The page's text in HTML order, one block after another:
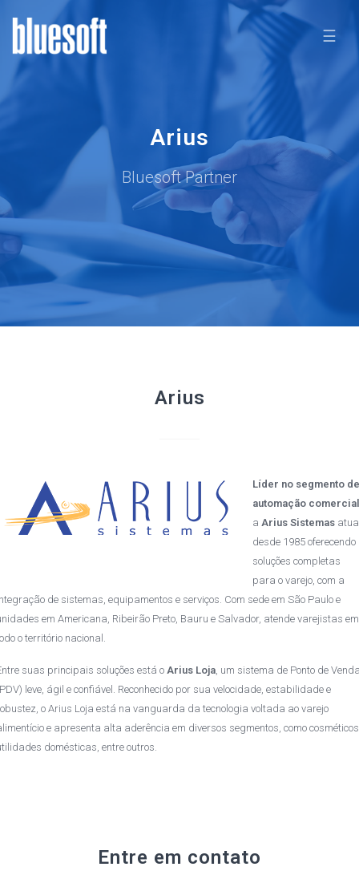
☰
Arius
Bluesoft Partner
Arius
Líder no segmento de
automação comercial
a Arius Sistemas atua
desde 1985 oferecendo
soluções completas
para o varejo, com a
de sistemas, equipamentos e serviços. Com sede em São Paulo e
em Americana, Ribeirão Preto, Bauru e Salvador, atende varejistas em
o território nacional.
suas principais soluções está o Arius Loja, um sistema de Ponto de
leve, ágil e confiável. Reconhecido por sua velocidade, estabilidade e
o Arius Loja está na vanguarda da tecnologia voltada ao varejo
e apresenta alta aderência em diversos segmentos, como
domésticas, entre outros.
Entre em contato